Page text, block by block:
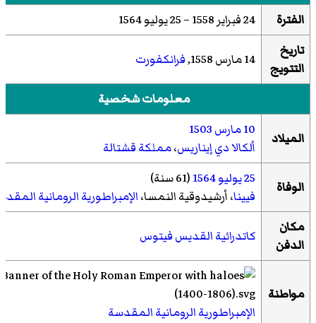
الفترة 24 فبراير 1558 –
25 يوليو 1564
تاريخ
التتويج
14 مارس 1558, فرانكفورت
معلومات شخصية
الميلاد 10 مارس
1503
ألكالا دي إيناريس،مملكة قشتالة
الوفاة 25 يوليو 1564(61 سنة)
فيينا،أرشيدوقية النمسا،الإمبراطورية الرومانية
مكان
الدفن
كاتدرائية القديس فيتوس
مواطنة
الإمبراطورية الرومانية المقدسة